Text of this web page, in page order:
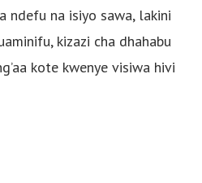
ndefu na isiyo sawa, lakini
kizazi cha dhahabu
kote kwenye visiwa hivi